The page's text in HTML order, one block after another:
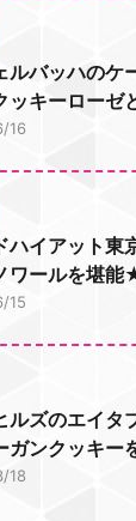
ルバッハの
ッキーローゼ
16
ハイアット東
ワールを堪能
15
ルズのエイタ
ガンクッキー
18